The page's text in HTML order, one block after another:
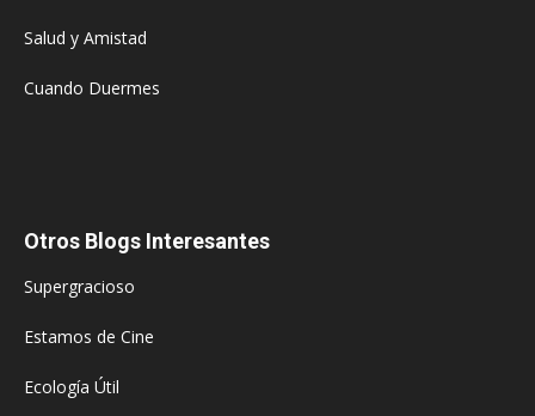
Salud y Amistad
Cuando Duermes
Otros Blogs Interesantes
Supergracioso
Estamos de Cine
Ecología Útil